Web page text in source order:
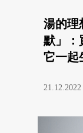
湯的理
默」：
它一起
21.12.2022